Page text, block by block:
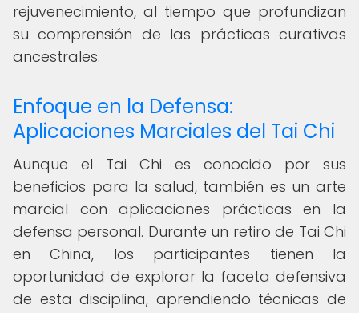
rejuvenecimiento, al tiempo que profundizan
su comprensión de las prácticas curativas
ancestrales.
Enfoque en la Defensa:
Aplicaciones Marciales del Tai Chi
Aunque el Tai Chi es conocido por sus
beneficios para la salud, también es un arte
marcial con aplicaciones prácticas en la
defensa personal. Durante un retiro de Tai Chi
en China, los participantes tienen la
oportunidad de explorar la faceta defensiva
de esta disciplina, aprendiendo técnicas de